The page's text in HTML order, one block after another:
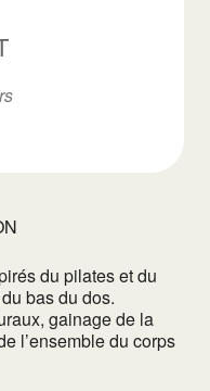
du pilates et du
bas du dos.
gainage de la
l’ensemble du corps